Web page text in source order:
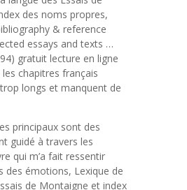
des noms propres,
& reference
essays and texts …
gratuit lecture en ligne
chapitres français
longs et manquent de
principaux sont des
guidé à travers les
qui m’a fait ressentir
des émotions, Lexique de
de Montaigne et index